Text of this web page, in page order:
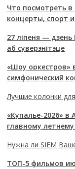
Что посмотреть
концерты, спорт
27 ліпеня —
аб суверэнітэце
«Шоу оркестров»
симфонический
Лучшие колонки
«Купалье-2026» в
главному
Нужна ли SIEM
ТОП-5 фильмов